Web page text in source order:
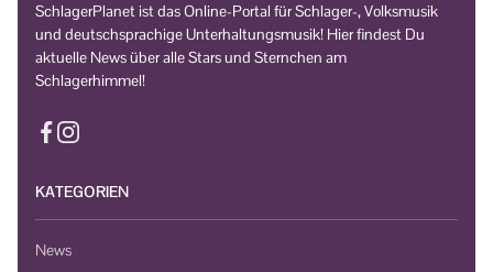
SchlagerPlanet ist das Online-Portal für Schlager-, Volksmusik
und deutschsprachige Unterhaltungsmusik! Hier findest Du
aktuelle News über alle Stars und Sternchen am
Schlagerhimmel!
KATEGORIEN
News